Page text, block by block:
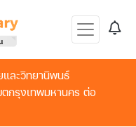
และวิทยานิพนธ์
ตกรุงเทพมหานคร ต่อ